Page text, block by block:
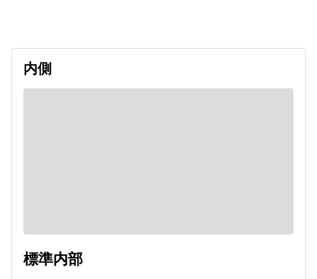
内側
標準内部